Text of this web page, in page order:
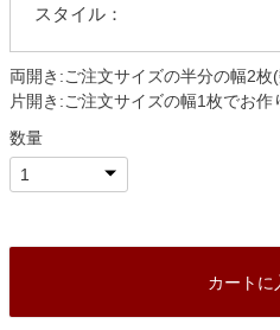
スタイル：
両開き:ご注文サイズの半分の幅2枚
片開き:ご注文サイズの幅1枚でお作
数量
カートに